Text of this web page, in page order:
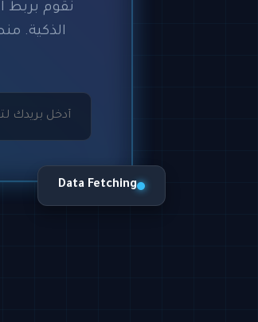
نقوم بربط
الذكية.
Data Fetching